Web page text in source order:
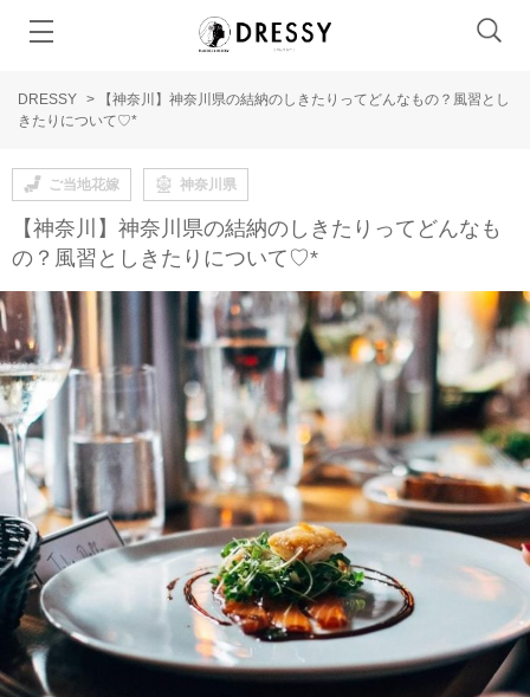
DRESSY >
【神奈川】神奈川県の結納のしきたりってどんなもの？風習とし
きたりについて♡*
ご当地花嫁 神奈川県
【神奈川】神奈川県の結納のしきたりってどんなも
の？風習としきたりについて♡*